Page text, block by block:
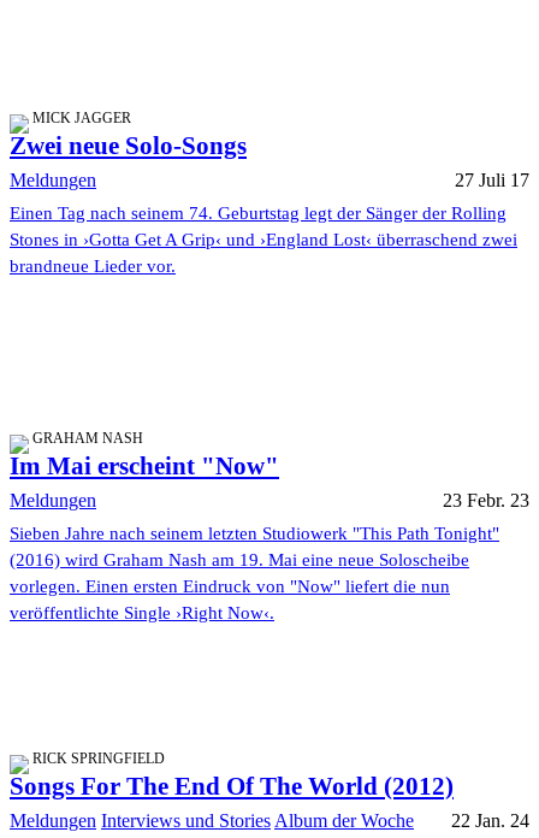
MICK JAGGER
Zwei neue Solo-Songs
Meldungen 27 Juli 17
Einen Tag nach seinem 74. Geburtstag legt der Sänger der Rolling
Stones in ›Gotta Get A Grip‹ und ›England Lost‹ überraschend zwei
brandneue Lieder vor.
GRAHAM NASH
Im Mai erscheint "Now"
Meldungen 23 Febr. 23
Sieben Jahre nach seinem letzten Studiowerk "This Path Tonight"
(2016) wird Graham Nash am 19. Mai eine neue Soloscheibe
vorlegen. Einen ersten Eindruck von "Now" liefert die nun
veröffentlichte Single ›Right Now‹.
RICK SPRINGFIELD
Songs For The End Of The World (2012)
Meldungen Interviews und Stories Album der Woche 22 Jan. 24